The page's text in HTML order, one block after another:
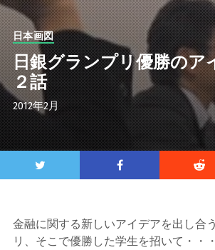
日本画図
日銀グランプリ優勝の
２話
2012年2月
金融に関する新しいアイデアを出し合
リ、そこで優勝した学生を招いて・・